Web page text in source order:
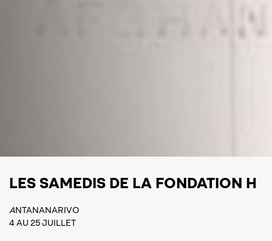
LES SAMEDIS DE LA FONDATION H
ANTANANARIVO
4 AU 25 JUILLET